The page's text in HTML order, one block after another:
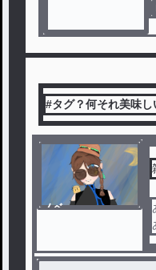
#タグ？何それ美味
ノベ